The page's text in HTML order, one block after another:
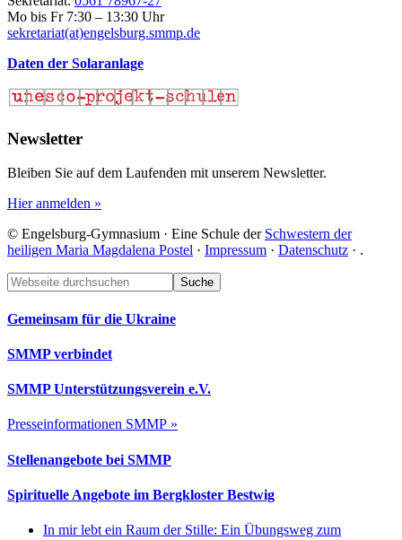
Mo bis Fr 7:30 – 13:30 Uhr
sekretariat(at)engelsburg.smmp.de
Daten der Solaranlage
Newsletter
Bleiben Sie auf dem Laufenden mit unserem Newsletter.
Hier anmelden »
© Engelsburg-Gymnasium · Eine Schule der Schwestern der
heiligen Maria Magdalena Postel · Impressum · Datenschutz · .
Footer
Webseite
durchsuchen
Gemeinsam für die Ukraine
SMMP verbindet
SMMP Unterstützungsverein e.V.
Presseinformationen SMMP »
Stellenangebote bei SMMP
Spirituelle Angebote im Bergkloster Bestwig
In mir lebt ein Raum der Stille: Ein Übungsweg zum